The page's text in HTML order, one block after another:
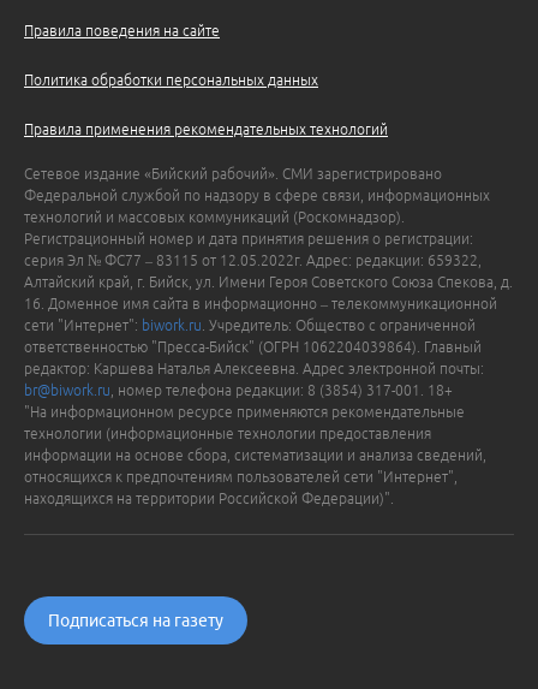
Правила поведения на сайте
Политика обработки персональных данных
Правила применения рекомендательных технологий
Сетевое издание «Бийский рабочий». СМИ зарегистрировано
Федеральной службой по надзору в сфере связи, информационных
технологий и массовых коммуникаций (Роскомнадзор).
Регистрационный номер и дата принятия решения о регистрации:
серия Эл № ФС77 – 83115 от 12.05.2022г. Адрес: редакции: 659322,
Алтайский край, г. Бийск, ул. Имени Героя Советского Союза Спекова, д.
16. Доменное имя сайта в информационно – телекоммуникационной
сети "Интернет": biwork.ru . Учредитель: Общество с ограниченной
ответственностью "Пресса-Бийск" (ОГРН 1062204039864). Главный
редактор: Каршева Наталья Алексеевна. Адрес электронной почты:
br@biwork.ru , номер телефона редакции: 8 (3854) 317-001. 18+
"На информационном ресурсе применяются рекомендательные
технологии (информационные технологии предоставления
информации на основе сбора, систематизации и анализа сведений,
относящихся к предпочтениям пользователей сети "Интернет",
находящихся на территории Российской Федерации)".
Подписаться на газету